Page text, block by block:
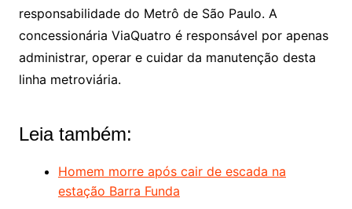
responsabilidade do Metrô de São Paulo. A
concessionária ViaQuatro é responsável por apenas
administrar, operar e cuidar da manutenção desta
linha metroviária.
Leia também:
Homem morre após cair de escada na
estação Barra Funda